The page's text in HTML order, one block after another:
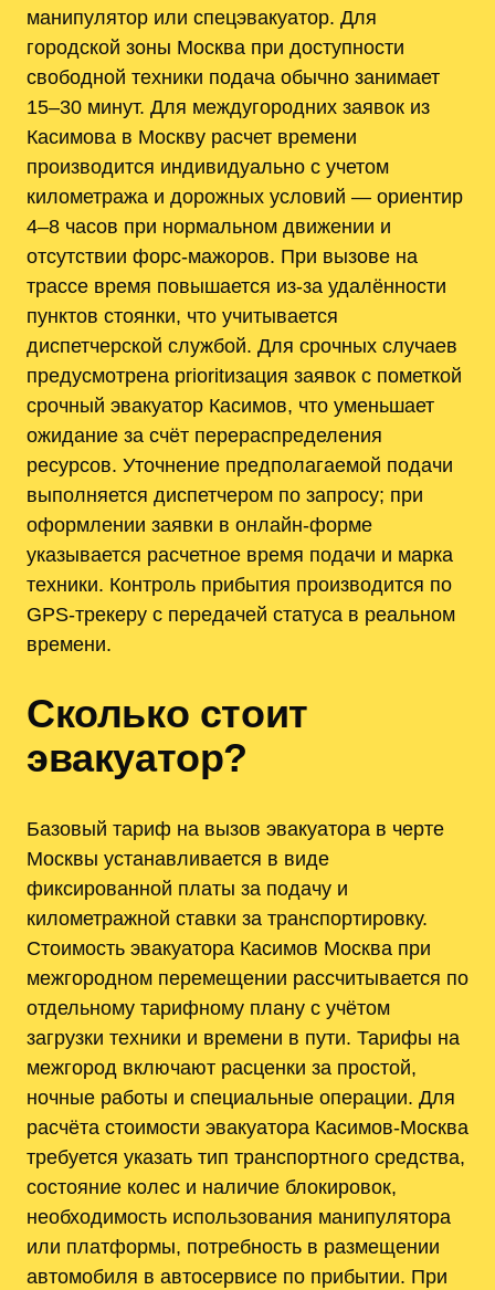
манипулятор или спецэвакуатор. Для
городской зоны Москва при доступности
свободной техники подача обычно занимает
15–30 минут. Для междугородних заявок из
Касимова в Москву расчет времени
производится индивидуально с учетом
километража и дорожных условий — ориентир
4–8 часов при нормальном движении и
отсутствии форс-мажоров. При вызове на
трассе время повышается из‑за удалённости
пунктов стоянки, что учитывается
диспетчерской службой. Для срочных случаев
предусмотрена prioritизация заявок с пометкой
срочный эвакуатор Касимов, что уменьшает
ожидание за счёт перераспределения
ресурсов. Уточнение предполагаемой подачи
выполняется диспетчером по запросу; при
оформлении заявки в онлайн‑форме
указывается расчетное время подачи и марка
техники. Контроль прибытия производится по
GPS‑трекеру с передачей статуса в реальном
времени.
Сколько стоит
эвакуатор?
Базовый тариф на вызов эвакуатора в черте
Москвы устанавливается в виде
фиксированной платы за подачу и
километражной ставки за транспортировку.
Стоимость эвакуатора Касимов Москва при
межгородном перемещении рассчитывается по
отдельному тарифному плану с учётом
загрузки техники и времени в пути. Тарифы на
межгород включают расценки за простой,
ночные работы и специальные операции. Для
расчёта стоимости эвакуатора Касимов-Москва
требуется указать тип транспортного средства,
состояние колес и наличие блокировок,
необходимость использования манипулятора
или платформы, потребность в размещении
автомобиля в автосервисе по прибытии. При